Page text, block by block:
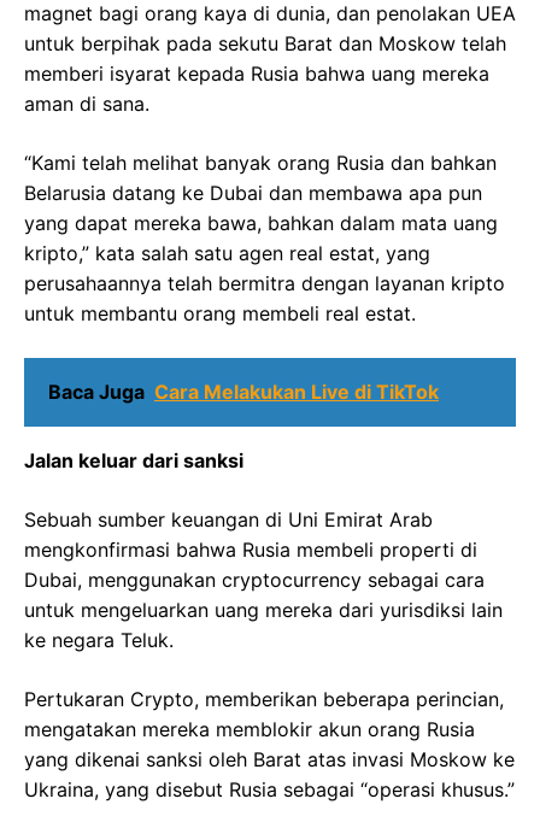
magnet bagi orang kaya di dunia, dan penolakan UEA
untuk berpihak pada sekutu Barat dan Moskow telah
memberi isyarat kepada Rusia bahwa uang mereka
aman di sana.
“Kami telah melihat banyak orang Rusia dan bahkan
Belarusia datang ke Dubai dan membawa apa pun
yang dapat mereka bawa, bahkan dalam mata uang
kripto,” kata salah satu agen real estat, yang
perusahaannya telah bermitra dengan layanan kripto
untuk membantu orang membeli real estat.
Baca Juga Cara Melakukan Live di TikTok
Jalan keluar dari sanksi
Sebuah sumber keuangan di Uni Emirat Arab
mengkonfirmasi bahwa Rusia membeli properti di
Dubai, menggunakan cryptocurrency sebagai cara
untuk mengeluarkan uang mereka dari yurisdiksi lain
ke negara Teluk.
Pertukaran Crypto, memberikan beberapa perincian,
mengatakan mereka memblokir akun orang Rusia
yang dikenai sanksi oleh Barat atas invasi Moskow ke
Ukraina, yang disebut Rusia sebagai “operasi khusus.”